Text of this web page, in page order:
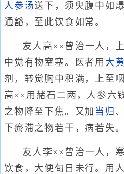
人参汤送下，须臾腹中如爆
通豁，至此饮食如常。
友人高××曾治一人，
中觉有物窒塞。医者用 大黄
剂，转觉胸中积满，上至
高××用赭石二两，人参六
之物降至下焦。又加 当归 、
下瘀滞之物若干，病若失。
友人李××曾治一人，
饮食，大便旬日未行。用